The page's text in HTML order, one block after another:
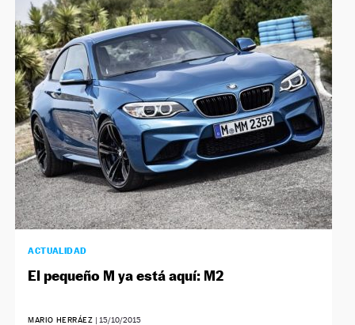
ACTUALIDAD
El pequeño M ya está aquí: M2
MARIO HERRÁEZ | 15/10/2015